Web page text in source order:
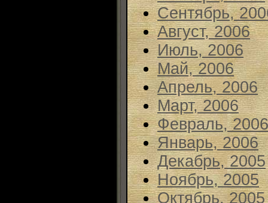
Сентябрь,
Август, 2006
Июль, 2006
Май, 2006
Апрель, 2006
Март, 2006
Февраль, 2006
Январь, 2006
Декабрь, 2005
Ноябрь, 2005
Октябрь, 2005